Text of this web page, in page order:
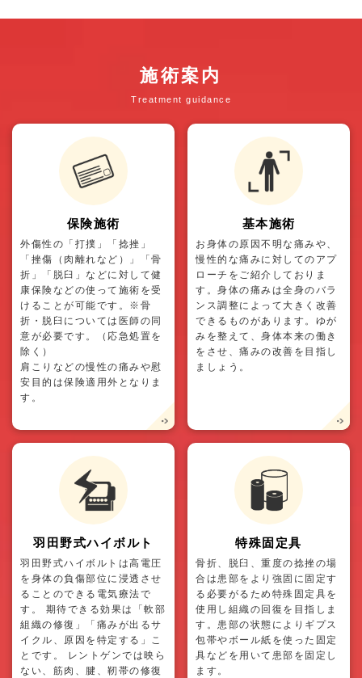
施術案内
Treatment guidance
保険施術
外傷性の「打撲」「捻挫」
「挫傷（肉離れなど）」「骨
折」「脱臼」などに対して健
康保険などの使って施術を受
けることが可能です。※骨
折・脱臼については医師の同
意が必要です。（応急処置を
除く）
肩こりなどの慢性の痛みや慰
安目的は保険適用外となりま
す。
基本施術
お身体の原因不明な痛みや、
慢性的な痛みに対してのアプ
ローチをご紹介しておりま
す。身体の痛みは全身のバラ
ンス調整によって大きく改善
できるものがあります。ゆが
みを整えて、身体本来の働き
をさせ、痛みの改善を目指し
ましょう。
羽田野式ハイボルト
羽田野式ハイボルトは高電圧
を身体の負傷部位に浸透させ
ることのできる電気療法で
す。 期待できる効果は「軟部
組織の修復」「痛みが出るサ
イクル、原因を特定する」こ
とです。 レントゲンでは映ら
ない、筋肉、腱、靭帯の修復
特殊固定具
骨折、脱臼、重度の捻挫の場
合は患部をより強固に固定す
る必要がるため特殊固定具を
使用し組織の回復を目指しま
す。患部の状態によりギプス
包帯やボール紙を使った固定
具などを用いて患部を固定し
ます。